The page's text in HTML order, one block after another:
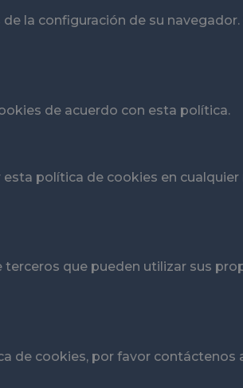
la configuración de su
de acuerdo con esta política.
política de cookies en
que pueden utilizar sus
de cookies, por favor contáctenos